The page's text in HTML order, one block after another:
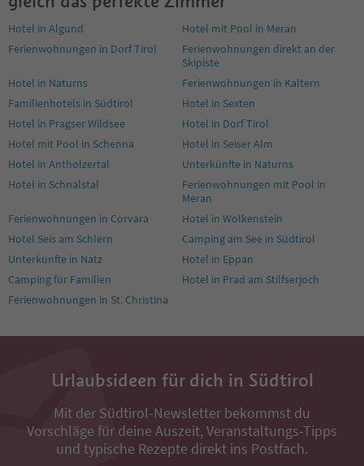
Hotel in Algund
Hotel mit Pool in Meran
Ferienwohnungen in Dorf Tirol
Ferienwohnungen direkt an der
Skipiste
Hotel in Naturns
Ferienwohnungen in Kaltern
Familienhotels in Südtirol
Hotel in Sexten
Hotel in Pragser Wildsee
Hotel in Dorf Tirol
Hotel mit Pool in Schenna
Hotel in Seiser Alm
Hotel in Antholzertal
Unterkünfte in Naturns
Hotel in Schnalstal
Ferienwohnungen mit Pool in
Meran
Ferienwohnungen in Corvara
Hotel in Wolkenstein
Hotel Seis am Schlern
Camping am See in Südtirol
Unterkünfte in Natz
Hotel in Eppan
Camping für Familien
Hotel in Prad am Stilfserjoch
Ferienwohnungen in St. Christina
Urlaubsideen für dich in Südtirol
Mit der Südtirol-Newsletter bekommst du
Vorschläge für deine Auszeit, Veranstaltungs-Tipps
und typische Rezepte direkt ins Postfach.